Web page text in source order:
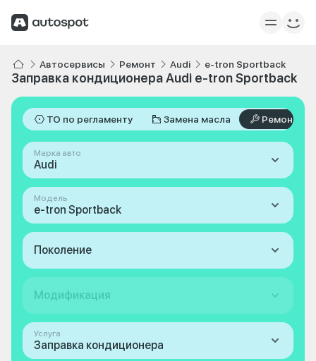
Автосервисы Ремонт Audi e-tron Sportback
Заправка кондиционера Audi e-tron Sportback
ТО по регламенту Замена масла Ремонт
Марка авто
Audi
Модель
e-tron Sportback
Поколение
Модификация
Услуга
Заправка кондиционера